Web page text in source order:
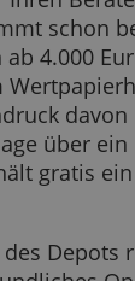
per
Ihren
ab